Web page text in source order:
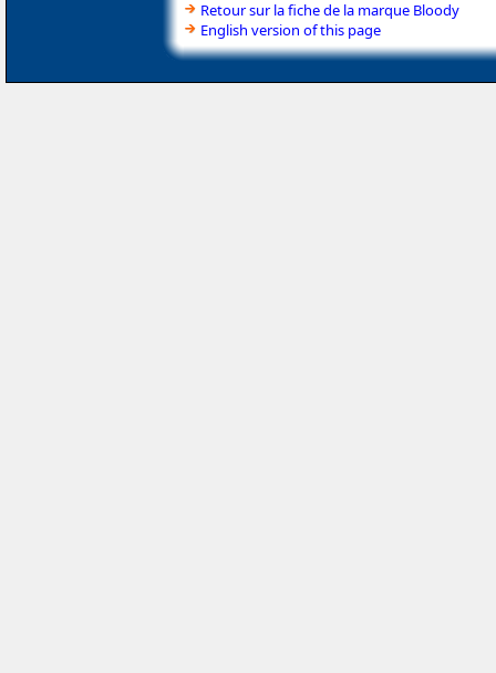
Retour sur la fiche de la marque Bloody
English version of this page